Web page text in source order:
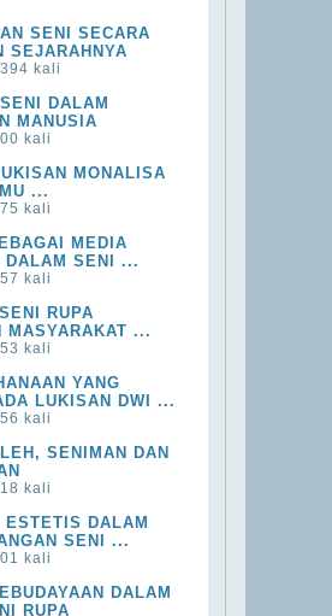
SENI SECARA
SEJARAHNYA
kali
DALAM
MANUSIA
kali
MONALISA
...
kali
MEDIA
DALAM SENI ...
kali
RUPA
MASYARAKAT ...
kali
YANG
LUKISAN DWI ...
kali
SENIMAN DAN
kali
ESTETIS DALAM
SENI ...
kali
DALAM
RUPA